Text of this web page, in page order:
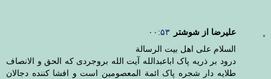
علیرضا از شوشتر
۰۰:۵۳
السلام علی اهل بیت الرسالة
درود بر ذریه پاک اباعبدالله آیت الله بروجردی که الحق و الانصاف
طلایه دار شجره پاک ائمة المعصومین است و افشا کننده دجالان